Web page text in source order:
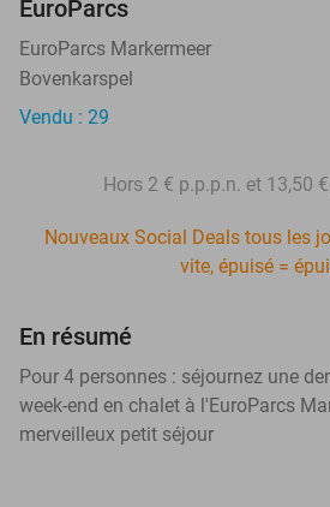
EuroParcs
EuroParcs Markermeer
Bovenkarspel
Vendu : 29
Hors 2 € p.p.p.n. et 13,50
Nouveaux Social Deals tous les
vite, épuisé =
En résumé
Pour 4 personnes : séjournez une
week-end en chalet à l'EuroParcs
merveilleux petit séjour